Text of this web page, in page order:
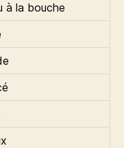
à la bouche